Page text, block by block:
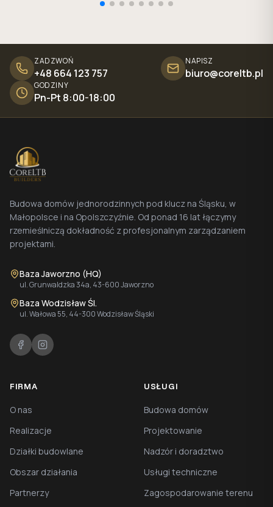
ZADZWOŃ
+48 664 123 757
NAPISZ
biuro@coreltb.pl
GODZINY
Pn-Pt 8:00-18:00
Budowa domów jednorodzinnych pod klucz na Śląsku, w
Małopolsce i na Opolszczyźnie. Od ponad 16 lat łączymy
rzemieślniczą dokładność z profesjonalnym zarządzaniem
projektami.
Baza Jaworzno (HQ)
ul. Grunwaldzka 34a, 43-600 Jaworzno
Baza Wodzisław Śl.
ul. Wałowa 55, 44-300 Wodzisław Śląski
FIRMA
O nas
Realizacje
Działki budowlane
Obszar działania
Partnerzy
USŁUGI
Budowa domów
Projektowanie
Nadzór i doradztwo
Usługi techniczne
Zagospodarowanie terenu